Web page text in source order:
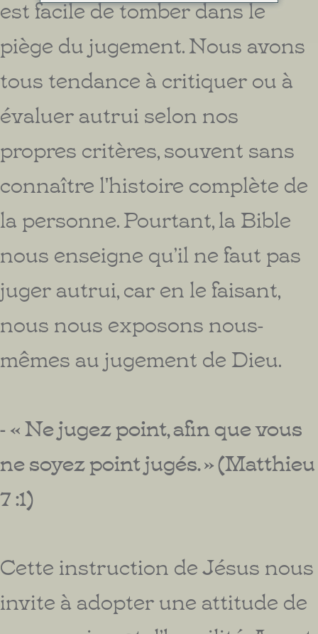
est facile de tomber dans le
piège du jugement. Nous avons
tous tendance à critiquer ou à
évaluer autrui selon nos
propres critères, souvent sans
connaître l'histoire complète de
la personne. Pourtant, la Bible
nous enseigne qu’il ne faut pas
juger autrui, car en le faisant,
nous nous exposons nous-
mêmes au jugement de Dieu.
- « Ne jugez point, afin que vous
ne soyez point jugés. » (Matthieu
7 :1)
Cette instruction de Jésus nous
invite à adopter une attitude de